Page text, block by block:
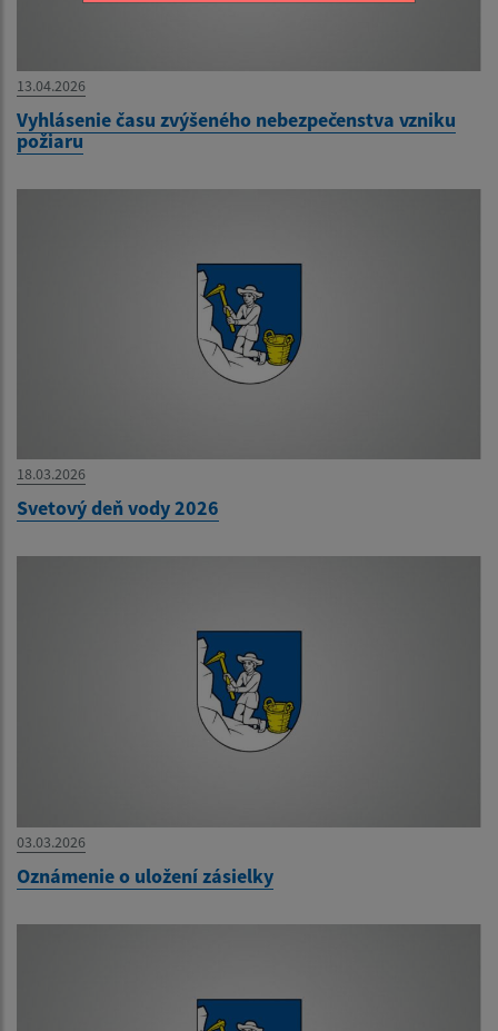
13.04.2026
Vyhlásenie času zvýšeného nebezpečenstva vzniku
požiaru
18.03.2026
Svetový deň vody 2026
03.03.2026
Oznámenie o uložení zásielky